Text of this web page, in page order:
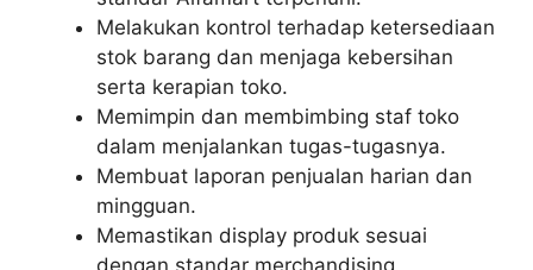
Melakukan kontrol terhadap ketersediaan
stok barang dan menjaga kebersihan
serta kerapian toko.
Memimpin dan membimbing staf toko
dalam menjalankan tugas-tugasnya.
Membuat laporan penjualan harian dan
mingguan.
Memastikan display produk sesuai
dengan standar merchandising